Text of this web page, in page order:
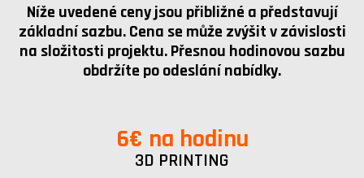
Níže uvedené ceny jsou přibližné a představují
základní sazbu. Cena se může zvýšit v závislosti
na složitosti projektu. Přesnou hodinovou sazbu
obdržíte po odeslání nabídky.
6€ na hodinu
3D PRINTING